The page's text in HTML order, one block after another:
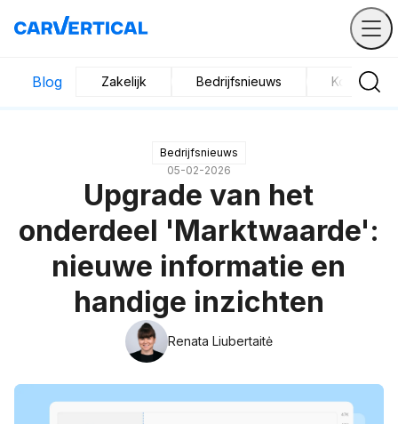
Blog Zakelijk Bedrijfsnieuws Koop en
Bedrijfsnieuws
05-02-2026
Upgrade van het
onderdeel 'Marktwaarde':
nieuwe informatie en
handige inzichten
Renata Liubertaitė